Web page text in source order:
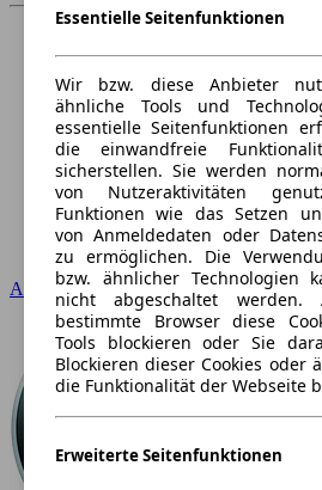
Audi
Essentielle Seitenfunktionen
Wir bzw. diese Anbieter
ähnliche Tools und
essentielle Seitenfunktionen
die einwandfreie
sicherstellen. Sie werden
von Nutzeraktivitäten
Funktionen wie das Setzen
von Anmeldedaten oder
zu ermöglichen. Die
bzw. ähnlicher Technologien
nicht abgeschaltet werden.
bestimmte Browser diese
Tools blockieren oder Sie
Blockieren dieser Cookies oder
die Funktionalität der Webseite
Erweiterte Seitenfunktionen